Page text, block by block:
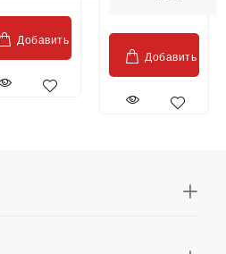
Добавить
Добавить